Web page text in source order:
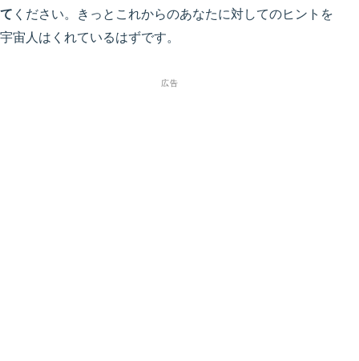
て ください。きっとこれからのあなたに対してのヒントを
宇宙人はくれているはずです。
広告